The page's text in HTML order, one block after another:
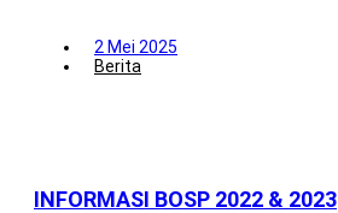
2 Mei 2025
Berita
INFORMASI BOSP 2022 & 2023